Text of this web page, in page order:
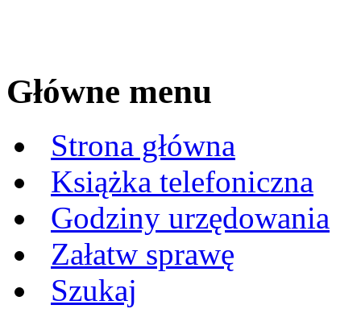
Główne menu
Strona główna
Książka telefoniczna
Godziny urzędowania
Załatw sprawę
Szukaj